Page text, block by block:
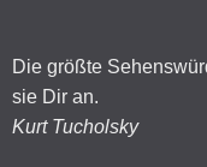
Die größte
sie Dir an.
Kurt Tucholsky